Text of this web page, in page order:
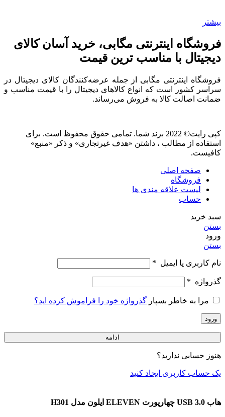
بیشتر
فروشگاه اینترنتی مگابی، خرید آسان کالای
دیجیتال با مناسب ترین قیمت
فروشگاه اینترنتی مگابی از جمله عرضه‌کنندگان کالای دیجیتال در
سراسر کشور است که انواع کالاهای دیجیتال را با قیمت مناسب و
ضمانت اصالت کالا به فروش می‌رساند.
کپی رایت© 2022 برند شما. تمامی حقوق محفوظ است. برای
استفاده از مطالب ، داشتن «هدف غیرتجاری» و ذکر «منبع»
کافیست.
صفحه اصلی
فروشگاه
لیست علاقه مندی ها
حساب
سبد خرید
بستن
ورود
بستن
نام کاربری یا ایمیل *
گذرواژه *
مرا به خاطر بسپار گذرواژه خود را فراموش کرده اید؟
ورود
ادامه
هنوز حسابی ندارید؟
یک حساب کاربری ایجاد کنید
هاب USB 3.0 چهارپورت ELEVEN ایلون مدل H301